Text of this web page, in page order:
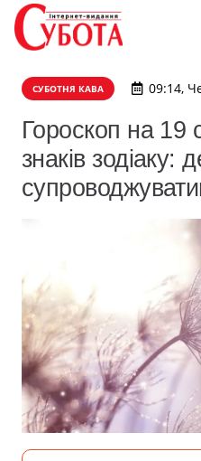
СУБОТНЯ КАВА 09:14,
Гороскоп на 19
знаків зодіаку: